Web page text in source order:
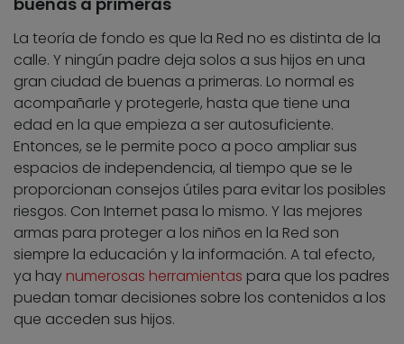
La teoría de fondo es que la Red no es distinta de la
calle. Y ningún padre deja solos a sus hijos en una
gran ciudad de buenas a primeras. Lo normal es
acompañarle y protegerle, hasta que tiene una
edad en la que empieza a ser autosuficiente.
Entonces, se le permite poco a poco ampliar sus
espacios de independencia, al tiempo que se le
proporcionan consejos útiles para evitar los posibles
riesgos. Con Internet pasa lo mismo. Y las mejores
armas para proteger a los niños en la Red son
siempre la educación y la información. A tal efecto,
ya hay numerosas herramientas para que los padres
puedan tomar decisiones sobre los contenidos a los
que acceden sus hijos.